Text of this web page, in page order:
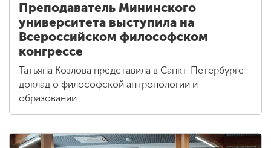
Преподаватель Мининского
университета выступила на
Всероссийском философском
конгрессе
Татьяна Козлова представила в Санкт-Петербурге
доклад о философской антропологии и
образовании